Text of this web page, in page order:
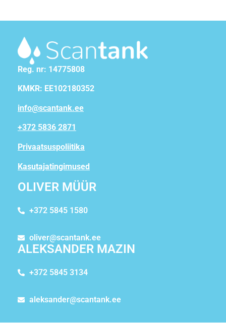
Reg. nr: 14775808
KMKR: EE102180352
info@scantank.ee
+372 5836 2871
Privaatsuspoliitika
Kasutajatingimused
OLIVER MÜÜR
+372 5845 1580
oliver@scantank.ee
ALEKSANDER MAZIN
+372 5845 3134
aleksander@scantank.ee